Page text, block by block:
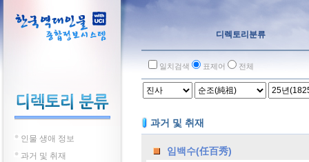
인물 생애 정보
과거 및 취재
디렉토리분류
일치검색 표제어 전체
과거 및 취재
임백수(任百秀)